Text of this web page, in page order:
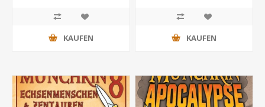
KAUFEN KAUFEN